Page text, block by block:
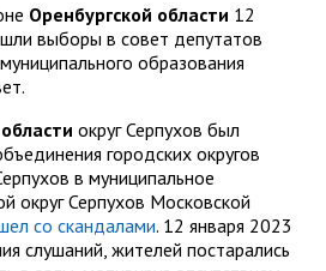
Оренбургской области 12
выборы в совет депутатов
образования
округ Серпухов был
городских округов
в муниципальное
округ Серпухов Московской
со скандалами. 12 января 2023
слушаний, жителей постарались